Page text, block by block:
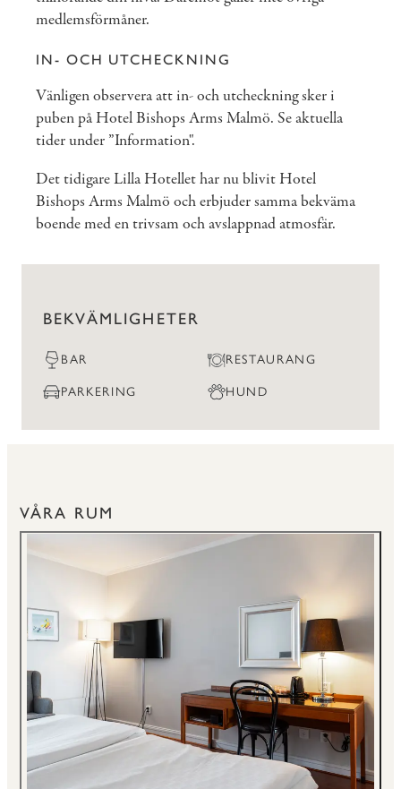
medlemsförmåner.
IN- OCH UTCHECKNING
Vänligen observera att in- och utcheckning sker i
puben på Hotel Bishops Arms Malmö. Se aktuella
tider under ”Information".
Det tidigare Lilla Hotellet har nu blivit Hotel
Bishops Arms Malmö och erbjuder samma bekväma
boende med en trivsam och avslappnad atmosfär.
BEKVÄMLIGHETER
BAR RESTAURANG
PARKERING HUND
VÅRA RUM